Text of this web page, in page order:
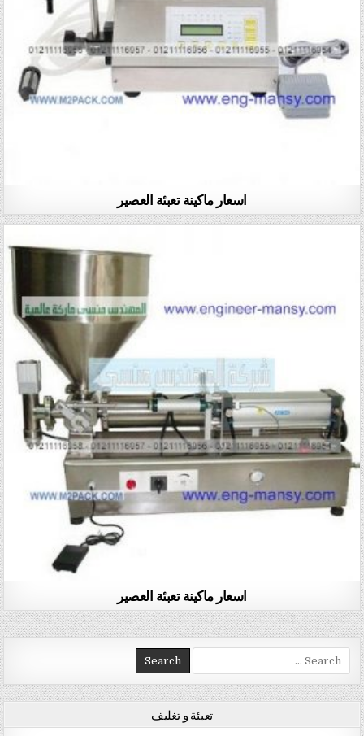
اسعار ماكينة تعبئة العصير
اسعار ماكينة تعبئة العصير
Search for:
تعبئة و تغليف